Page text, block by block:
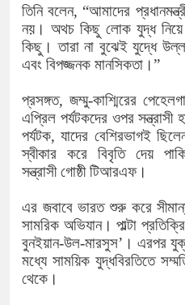
তিনি বলেন, “আমাদের
নয়। অথচ কিছু লোক যুদ্ধ
কিছু। তারা না বুঝেই যুদ্ধে
এবং বিপজ্জনক মানসিকতা।”
প্রসঙ্গত, জম্মু-কাশ্মিরের
এপ্রিল পর্যটকদের ওপর
পর্যটক, যাদের বেশিরভাগই
স্বীকার করে বিবৃতি দেয়
সন্ত্রাসী গোষ্ঠী টিআরএফ।
এর জবাবে ভারত শুরু করে
সামরিক অভিযান। পাল্টা
বুনইয়ান-উল-মারসুস’। এরপর
মধ্যে সাময়িক যুদ্ধবিরতিতে
থেকে।